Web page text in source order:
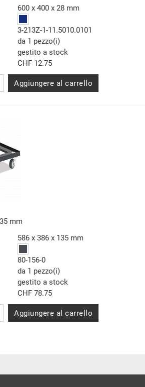
600 x 400 x 28 mm
3-213Z-1-11.5010.0101
da 1 pezzo(i)
gestito a stock
CHF 12.75
Aggiungere al carrello
mm
586 x 386 x 135 mm
80-156-0
da 1 pezzo(i)
gestito a stock
CHF 78.75
Aggiungere al carrello